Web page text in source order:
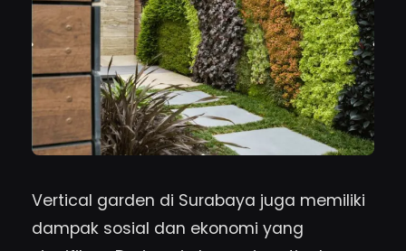
Vertical garden di Surabaya juga memiliki
dampak sosial dan ekonomi yang